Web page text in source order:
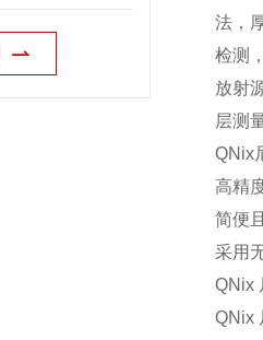
法，
检测
放射
层测
QNix
高精
简便
采用
QNix
QNix